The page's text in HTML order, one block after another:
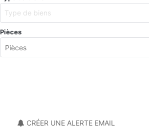
Type de biens
Pièces
CRÉER UNE ALERTE EMAIL